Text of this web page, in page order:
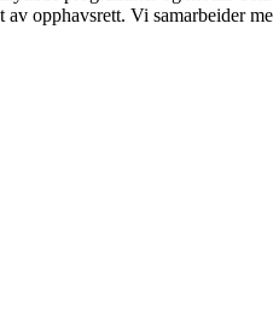
opphavsrett. Vi samarbeider